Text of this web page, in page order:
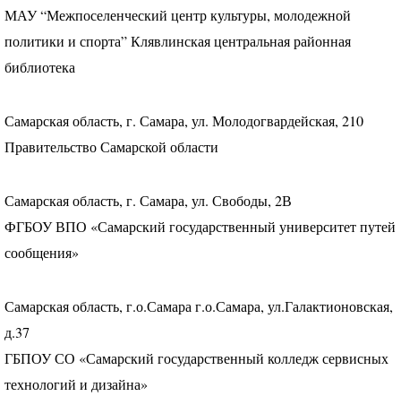
МАУ“Межпоселенческий центр культуры, молодежной
политики и спорта” Клявлинская центральная районная
библиотека
Самарская область, г. Самара, ул. Молодогвардейская, 210
Правительство Самарской области
Самарская область, г. Самара, ул. Свободы, 2В
ФГБОУВПО «Самарский государственный университет путей
сообщения»
Самарская область, г.о.Самара г.о.Самара, ул.Галактионовская,
д.37
ГБПОУСО «Самарский государственный колледж сервисных
технологий и дизайна»